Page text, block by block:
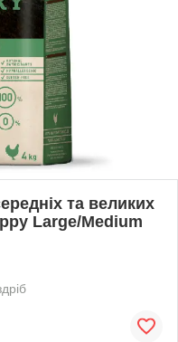
та великих
Large/Medium